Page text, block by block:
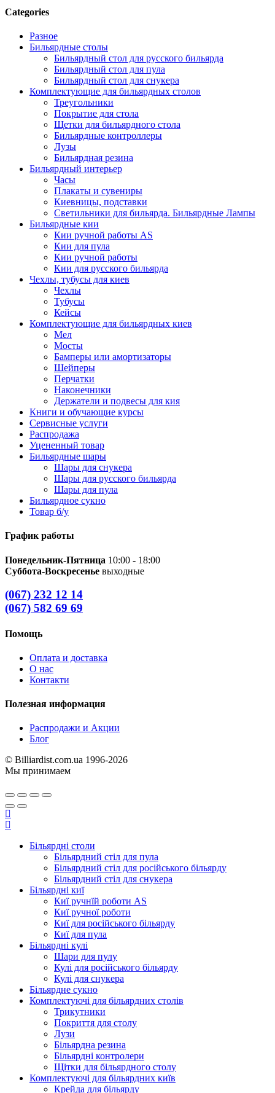
Categories
Разное
Бильярдные столы
Бильярдный стол для русского бильярда
Бильярдный стол для пула
Бильярдный стол для снукера
Комплектующие для бильярдных столов
Треугольники
Покрытие для стола
Щетки для бильярдного стола
Бильярдные контроллеры
Лузы
Бильярдная резина
Бильярдный интерьер
Часы
Плакаты и сувениры
Киевницы, подставки
Светильники для бильярда. Бильярдные Лампы
Бильярдные кии
Кии ручной работы AS
Кии для пула
Кии ручной работы
Кии для русского бильярда
Чехлы, тубусы для киев
Чехлы
Тубусы
Кейсы
Комплектующие для бильярдных киев
Мел
Мосты
Бамперы или амортизаторы
Шейперы
Перчатки
Наконечники
Держатели и подвесы для кия
Книги и обучающие курсы
Сервисные услуги
Распродажа
Уцененный товар
Бильярдные шары
Шары для снукера
Шары для русского бильярда
Шары для пула
Бильярдное сукно
Товар б/у
График работы
Понедельник-Пятница 10:00 - 18:00
Суббота-Воскресенье выходные
(067) 232 12 14
(067) 582 69 69
Помощь
Оплата и доставка
О нас
Контакти
Полезная информация
Распродажи и Акции
Блог
© Billiardist.com.ua 1996-2026
Мы принимаем
Більярдні столи
Більярдний стіл для пула
Більярдний стіл для російського більярду
Більярдний стіл для снукера
Більярдні киї
Киї ручнїй роботи AS
Киї ручної роботи
Киї для російського більярду
Киї для пула
Більярдні кулі
Шари для пулу
Кулі для російського більярду
Кулі для снукера
Більярдне сукно
Комплектуючі для більярдних столів
Трикутники
Покриття для столу
Лузи
Більярдна резина
Більярдні контролери
Щітки для більярдного столу
Комплектуючі для більярдних київ
Крейда для більярду